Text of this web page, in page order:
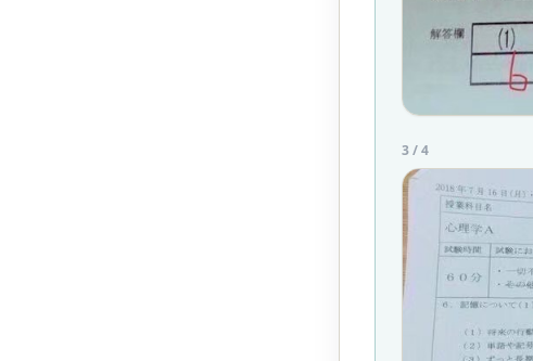
3/4